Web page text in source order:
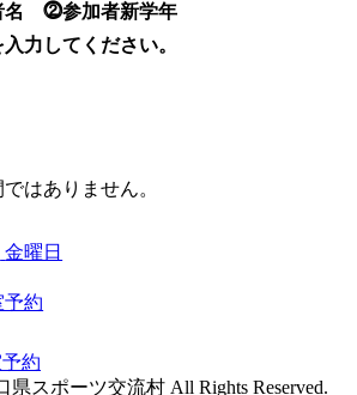
名 ⓶参加者新学年
入力してください。
はありません。
金曜日
予約
約
県スポーツ交流村 All Rights Reserved.